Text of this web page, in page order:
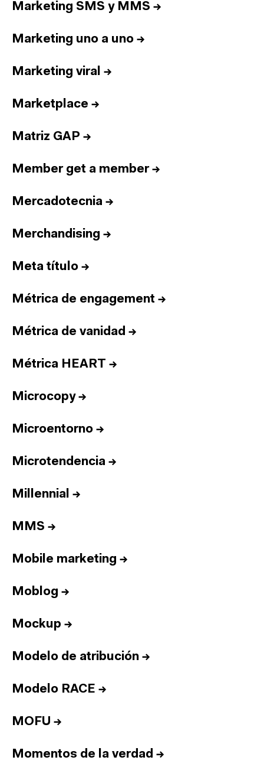
Marketing SMS y MMS →
Marketing uno a uno →
Marketing viral →
Marketplace →
Matriz GAP →
Member get a member→
Mercadotecnia →
Merchandising →
Meta título →
Métrica de engagement →
Métrica de vanidad →
Métrica HEART →
Microcopy→
Microentorno →
Microtendencia →
Millennial →
MMS →
Mobile marketing →
Moblog →
Mockup →
Modelo de atribución →
Modelo RACE →
MOFU →
Momentos de la verdad →
Inicio
Informes
Sesiones
Premios
Contacto
English
Legal
Privacidad Cookies
Twitter3.332
Newsletter31.730